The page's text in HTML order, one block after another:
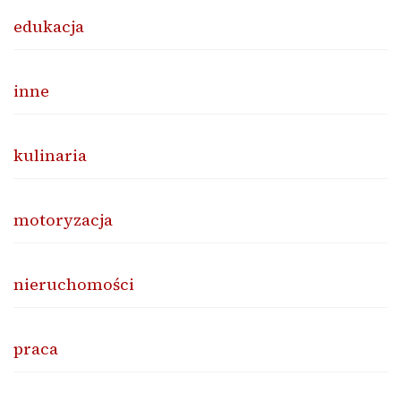
edukacja
inne
kulinaria
motoryzacja
nieruchomości
praca